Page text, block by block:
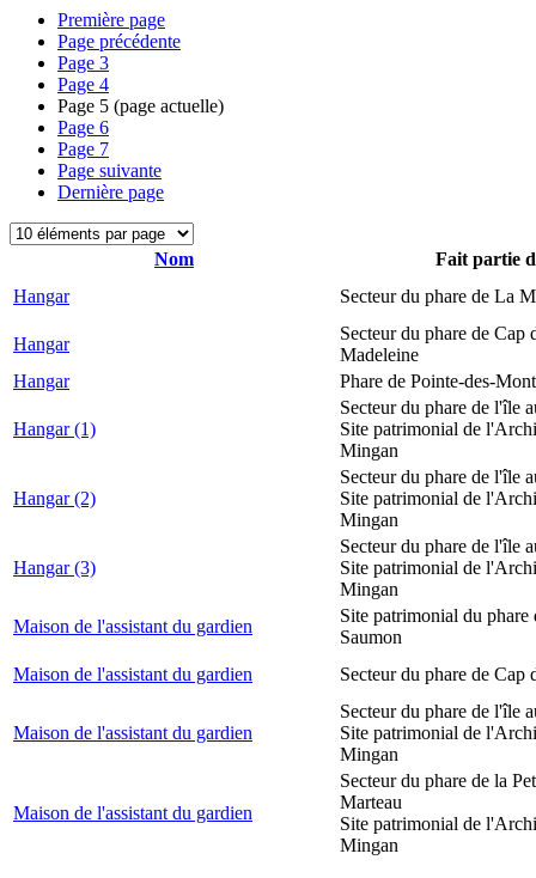
Première page
Page précédente
Page 3
Page 4
Page 5 (page actuelle)
Page 6
Page 7
Page suivante
Dernière page
Nom
Fait partie
Hangar
Secteur du phare de La
Hangar
Secteur du phare de Cap
Madeleine
Hangar
Phare de Pointe-des-
Hangar (1)
Secteur du phare de l'île
Site patrimonial de
Mingan
Hangar (2)
Secteur du phare de l'île
Site patrimonial de
Mingan
Hangar (3)
Secteur du phare de l'île
Site patrimonial de
Mingan
Maison de l'assistant du gardien
Site patrimonial du phare
Saumon
Maison de l'assistant du gardien
Secteur du phare de Cap
Maison de l'assistant du gardien
Secteur du phare de l'île
Site patrimonial de
Mingan
Maison de l'assistant du gardien
Secteur du phare de la
Marteau
Site patrimonial de
Mingan